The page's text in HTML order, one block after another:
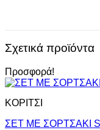
Σχετικά προϊόντα
Προσφορά!
ΚΟΡΙΤΣΙ
ΣΕΤ ΜΕ ΣΟΡΤΣΑΚΙ